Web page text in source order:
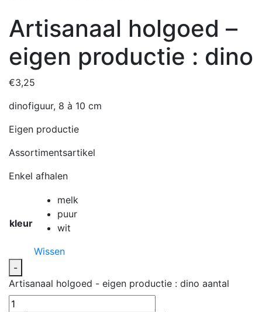
Artisanaal holgoed –
eigen productie : dino
€3,25
dinofiguur, 8 à 10 cm
Eigen productie
Assortimentsartikel
Enkel afhalen
kleur
melk
puur
wit
Wissen
-
Artisanaal holgoed - eigen productie : dino aantal